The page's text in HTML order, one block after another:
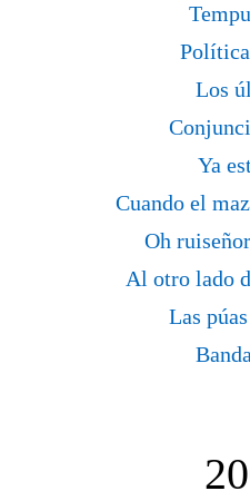
Los
Ya
Cuando el
Oh
Al otro lado
Las